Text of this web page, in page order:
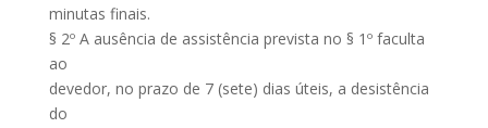
minutas finais.
§ 2º A ausência de assistência prevista no § 1º faculta
ao
devedor, no prazo de 7 (sete) dias úteis, a desistência
do